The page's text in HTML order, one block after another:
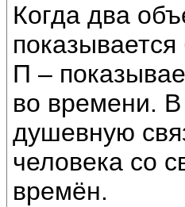
Когда два
П –
во времени.
душевную
человека со
времён.